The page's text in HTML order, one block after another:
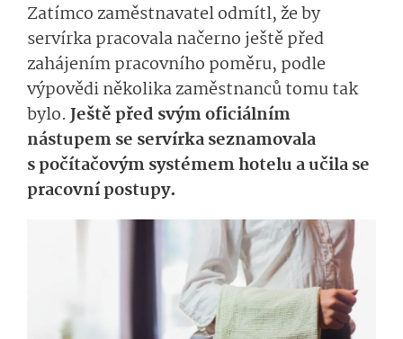
Zatímco zaměstnavatel odmítl, že by
servírka pracovala načerno ještě před
zahájením pracovního poměru, podle
výpovědi několika zaměstnanců tomu tak
bylo.Ještě před svým oficiálním
nástupem se servírka seznamovala
s počítačovým systémem hotelu a učila se
pracovní postupy.